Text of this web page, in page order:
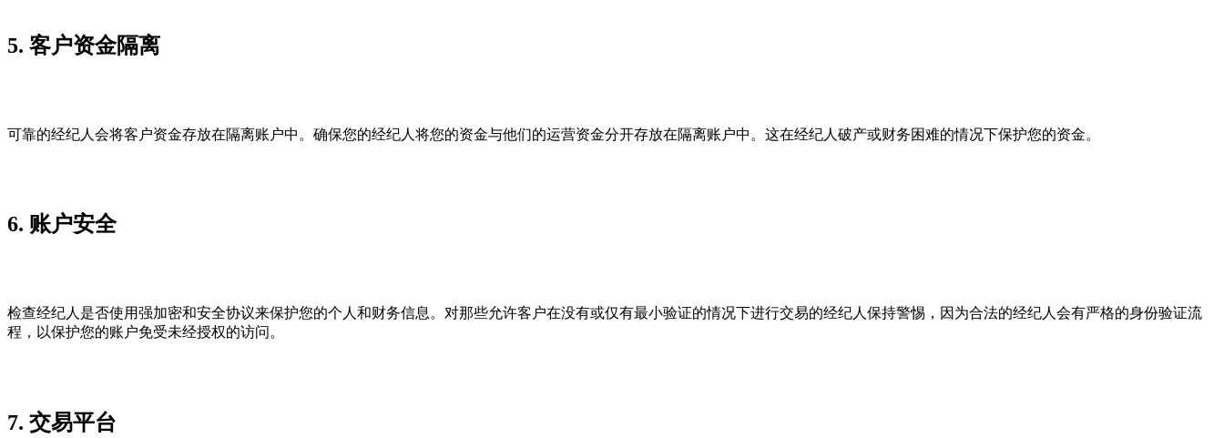
5. 客户资金隔离
可靠的经纪人会将客户资金存放在隔离账户中。确保您的经纪人将您的资金与他们的运营资金分开存放在隔离账户中。这在经纪人破产或财务困难的情况下保护您的资金。
6. 账户安全
检查经纪人是否使用强加密和安全协议来保护您的个人和财务信息。对那些允许客户在没有或仅有最小验证的情况下进行交易的经纪人保持警惕，因为合法的经纪人会有严格的身份验证流
程，以保护您的账户免受未经授权的访问。
7. 交易平台